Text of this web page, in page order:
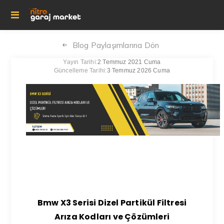
Blog Paylaşımlarına Dön
Yayın Tarihi:2 Temmuz 2021 Cuma
Güncelleme Tarihi:3 Temmuz 2026 Cuma
Bmw X3 Serisi Dizel Partikül Filtresi
Arıza Kodları ve Çözümleri